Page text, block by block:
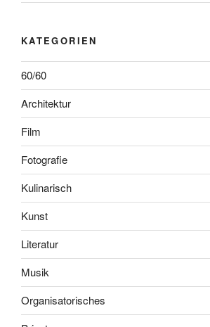
KATEGORIEN
60/60
Architektur
Film
Fotografie
Kulinarisch
Kunst
Literatur
Musik
Organisatorisches